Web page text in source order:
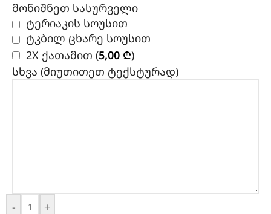
მონიშნეთ სასურველი
ტერიაკის სოუსით
ტკბილ ცხარე სოუსით
2X ქათამით (5,00 ₾)
სხვა (მიუთითეთ ტექსტურად)
- +